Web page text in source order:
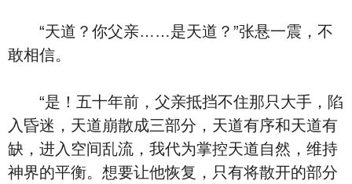
“天道？你父亲……是天道？”张悬一震，不
敢相信。
“是！五十年前，父亲抵挡不住那只大手，陷
入昏迷，天道崩散成三部分，天道有序和天道有
缺，进入空间乱流，我代为掌控天道自然，维持
神界的平衡。想要让他恢复，只有将散开的部分